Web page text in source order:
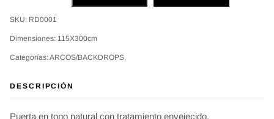
SKU: RD0001
Dimensiones: 115X300cm
Categorías: ARCOS/BACKDROPS,
DESCRIPCIÓN
Puerta en tono natural con tratamiento envejecido.